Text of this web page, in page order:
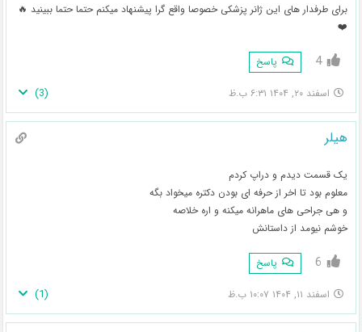
برای طرفدار های این ژانر پزشکی خصوصا واقع گرا پیشنهاد میکنم حتما حتما ببینید 🔥
❤️
4 پاسخ
اسفند ۲۰, ۱۴۰۴ ۶:۳۱ ب.ظ (
3
)
هیلر
یک قسمت دیدم و دراپ کردم
معلوم بود تا اخر از حرفه ای بودن دکتره میخواد بگه
و هی جراحی های ماهرانه میکنه و اره خلاصه
خوشم نیومد از داستانش
6 پاسخ
اسفند ۱۱, ۱۴۰۴ ۱۰:۰۷ ب.ظ (
1
)